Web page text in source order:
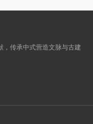
，传承中式营造文脉与古建